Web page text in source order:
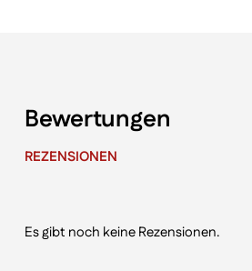
Bewertungen
REZENSIONEN
Es gibt noch keine Rezensionen.